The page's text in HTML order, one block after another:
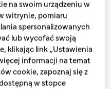
produktów i cenimy
i interesariuszy. Aby
produkujemy i pakiet
standardami
zaangażowanych
naszych fabrykach i na
aby zapewnić
na swoim urządzeniu w
witrynie, pomiaru
spersonalizowanych
lub wycofać swoją
klikając link „Ustawienia
informacji na temat
cookie, zapoznaj się z
w stopce